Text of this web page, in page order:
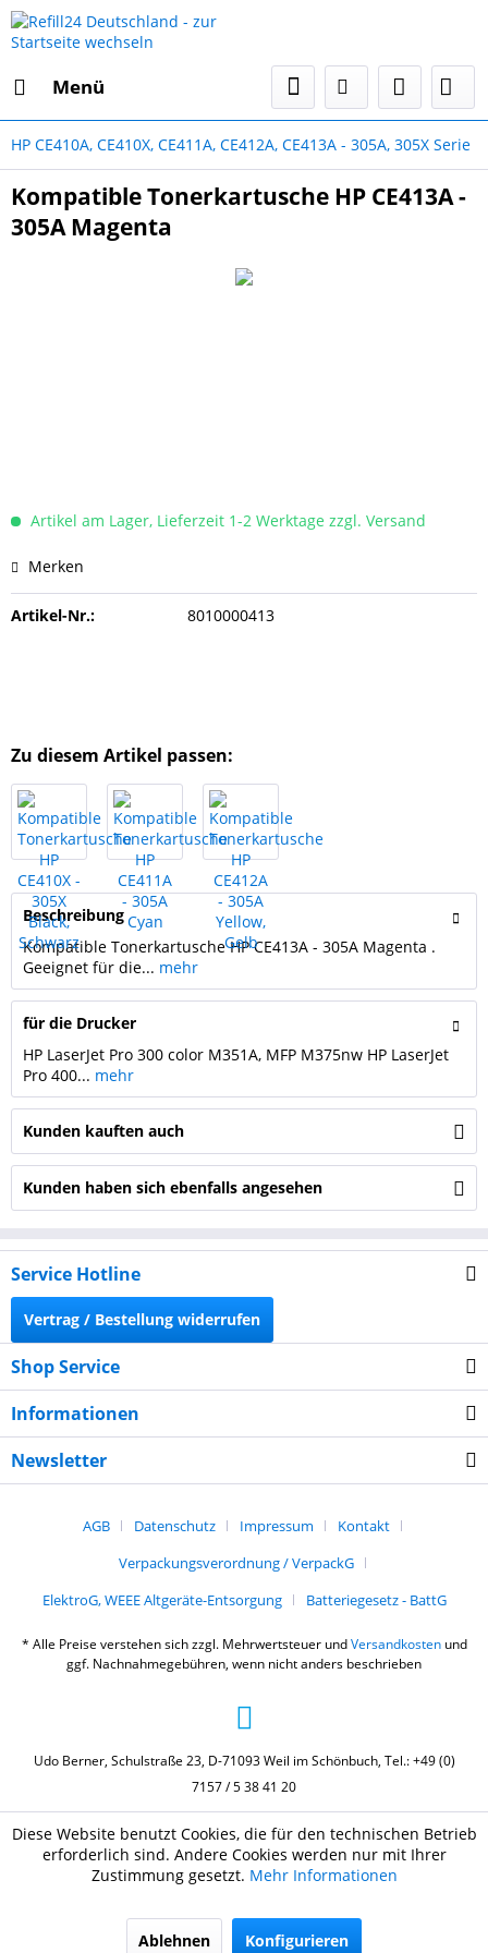
Menü
HP CE410A, CE410X, CE411A, CE412A, CE413A - 305A, 305X Serie
Kompatible Tonerkartusche HP CE413A -
305A Magenta
Artikel am Lager, Lieferzeit 1-2 Werktage zzgl. Versand
Merken
Artikel-Nr.: 8010000413
Zu diesem Artikel passen:
Beschreibung
Kompatible Tonerkartusche HP CE413A - 305A Magenta .
Geeignet für die... mehr
für die Drucker
HP LaserJet Pro 300 color M351A, MFP M375nw HP LaserJet
Pro 400... mehr
Kunden kauften auch
Kunden haben sich ebenfalls angesehen
Service Hotline
Vertrag / Bestellung widerrufen
Shop Service
Informationen
Newsletter
AGB Datenschutz Impressum
Kontakt
Verpackungsverordnung / VerpackG
ElektroG, WEEE Altgeräte-Entsorgung
Batteriegesetz - BattG
* Alle Preise verstehen sich zzgl. Mehrwertsteuer undVersandkostenund
ggf. Nachnahmegebühren, wenn nicht anders beschrieben
Udo Berner, Schulstraße 23, D-71093 Weil im Schönbuch, Tel.: +49 (0)
7157 / 5 38 41 20
Diese Website benutzt Cookies, die für den technischen Betrieb
erforderlich sind. Andere Cookies werden nur mit Ihrer
Zustimmung gesetzt. Mehr Informationen
Ablehnen Konfigurieren